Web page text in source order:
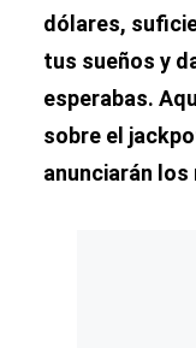
dólares,
tus sueños y
esperabas.
sobre el
anunciarán